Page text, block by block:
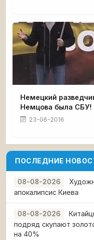
Немецкий
Немцова была СБУ!
23-06-2016
ПОСЛЕДНИЕ
08-08-2026
апокалипсис Киева
08-08-2026
подряд скупают
на 40%